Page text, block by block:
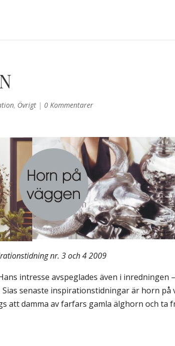
, Övrigt |0 Kommentarer
nr. 3 och 4 2009
intresse avspeglades även i inredningen
senaste inspirationstidningar är horn på
att damma av farfars gamla älghorn och ta